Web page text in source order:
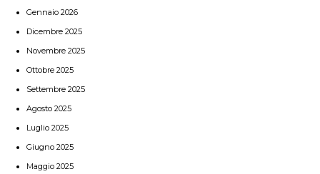
Gennaio 2026
Dicembre 2025
Novembre 2025
Ottobre 2025
Settembre 2025
Agosto 2025
Luglio 2025
Giugno 2025
Maggio 2025